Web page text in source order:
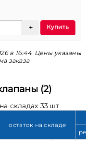
Купить
в 16:44. Цены указаны
заказа
(2)
на складах 33 шт
остаток на складе